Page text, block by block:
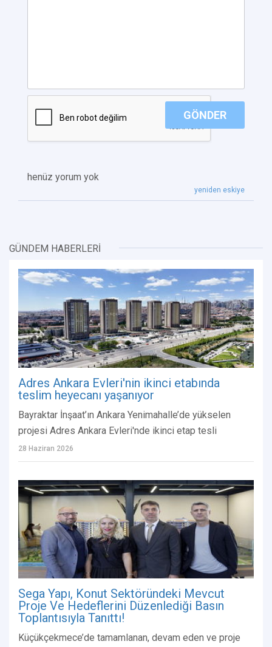
GÖNDER
henüz yorum yok
yeniden eskiye
GÜNDEM HABERLERİ
Adres Ankara Evleri'nin ikinci etabında
teslim heyecanı yaşanıyor
Bayraktar İnşaat’ın Ankara Yenimahalle’de yükselen
projesi Adres Ankara Evleri'nde ikinci etap tesli
28 Haziran 2026
Sega Yapı, Konut Sektöründeki Mevcut
Proje Ve Hedeflerini Düzenlediği Basın
Toplantısıyla Tanıttı!
Küçükçekmece’de tamamlanan, devam eden ve proje